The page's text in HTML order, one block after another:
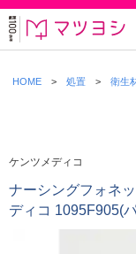
HOME 処置 衛生
ケンツメディコ
ナーシングフォネ
ディコ 1095F905(